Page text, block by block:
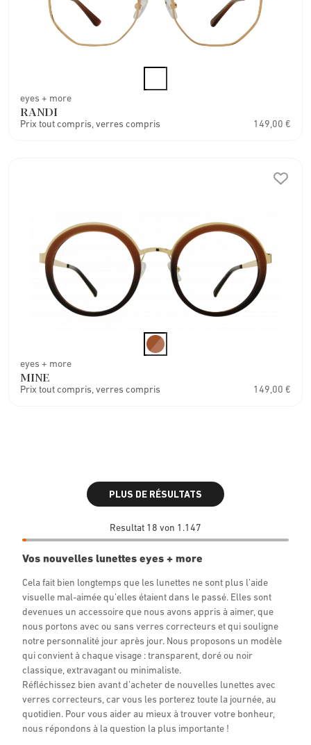
eyes + more
RANDI
Prix tout compris, verres compris 149,00 €
eyes + more
MINE
Prix tout compris, verres compris 149,00 €
PLUS DE RÉSULTATS
Resultat 18 von 1.147
Vos nouvelles lunettes eyes + more
Cela fait bien longtemps que les lunettes ne sont plus l’aide
visuelle mal-aimée qu’elles étaient dans le passé. Elles sont
devenues un accessoire que nous avons appris à aimer, que
nous portons avec ou sans verres correcteurs et qui souligne
notre personnalité jour après jour. Nous proposons un modèle
qui convient à chaque visage : transparent, doré ou noir
classique, extravagant ou minimaliste.
Réfléchissez bien avant d’acheter de nouvelles lunettes avec
verres correcteurs, car vous les porterez toute la journée, au
quotidien. Pour vous aider au mieux à trouver votre bonheur,
nous répondons à la question la plus importante !